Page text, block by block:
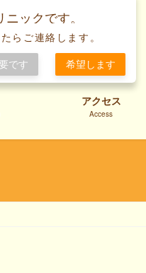
アクセス
Access
ックです。
らご連絡します。
です 希望します